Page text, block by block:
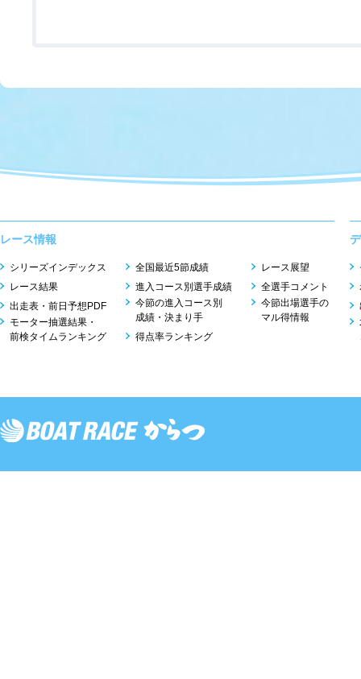
レース情報
シリーズインデックス
レース結果
出走表・前日予想PDF
モーター抽選結果・
前検タイムランキング
全国最近5節成績
進入コース別選手成績
今節の進入コース別
成績・決まり手
得点率ランキング
レース展望
全選手コメント
今節出場選手の
マル得情報